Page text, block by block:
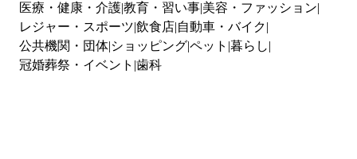
医療・健康・介護教育・習い事 美容・ファッション
レジャー・スポーツ 飲食店 自動車・バイク
公共機関・団体 ショッピングペット 暮らし
冠婚葬祭・イベント 歯科